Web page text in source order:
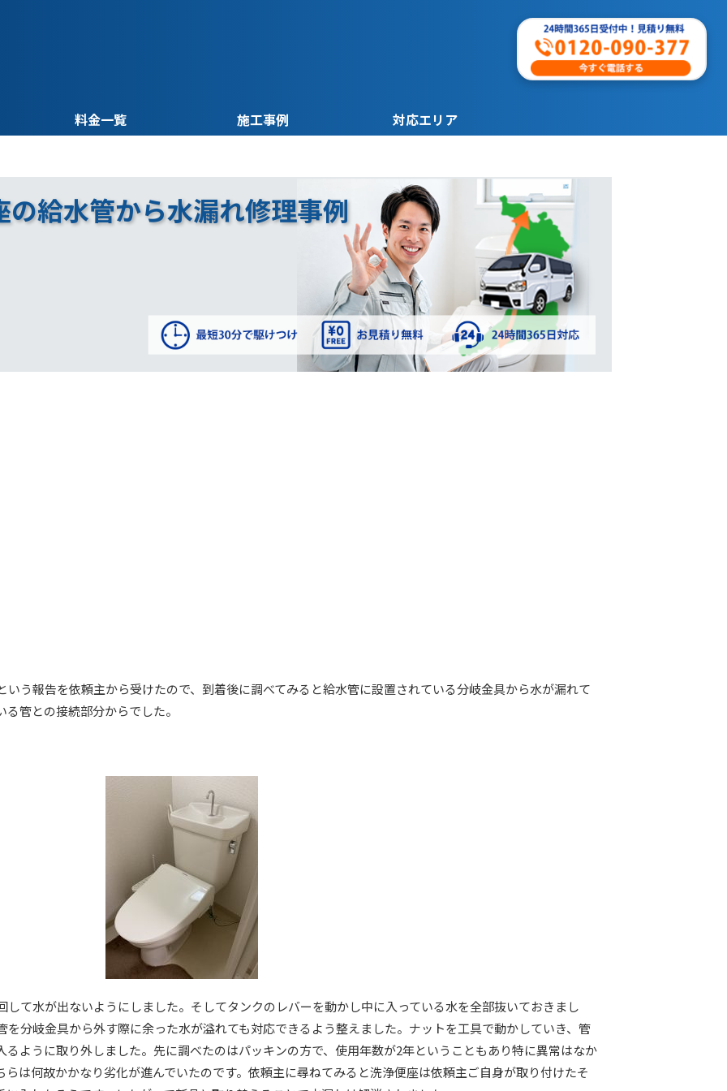
料金一覧 施工事例 対応エリア
給水管から水漏れ修理事例
う報告を依頼主から受けたので、到着後に調べてみると給水管に設置されている分岐金具から水が漏れて
管との接続部分からでした。
て水が出ないようにしました。そしてタンクのレバーを動かし中に入っている水を全部抜いておきまし
分岐金具から外す際に余った水が溢れても対応できるよう整えました。ナットを工具で動かしていき、管
ように取り外しました。先に調べたのはパッキンの方で、使用年数が2年ということもあり特に異常はなか
は何故かかなり劣化が進んでいたのです。依頼主に尋ねてみると洗浄便座は依頼主ご自身が取り付けたそ